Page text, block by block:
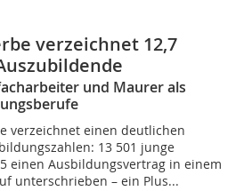
verzeichnet 12,7
und Maurer als
verzeichnet einen deutlichen
13 501 junge
einen Ausbildungsvertrag in einem
unterschrieben – ein Plus...